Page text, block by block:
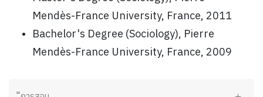
Mendès-France University, France, 2011
Bachelor's Degree (Sociology), Pierre
Mendès-France University, France, 2009